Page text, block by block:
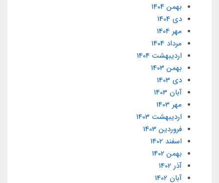
بهمن 1404
دی 1404
مهر 1404
مرداد 1404
ارديبهشت 1404
بهمن 1403
دی 1403
آبان 1403
مهر 1403
ارديبهشت 1403
فروردین 1403
اسفند 1402
بهمن 1402
آذر 1402
آبان 1402